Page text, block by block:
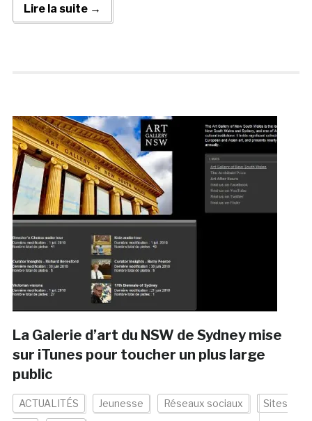
Lire la suite →
La Galerie d’art du NSW de Sydney mise
sur iTunes pour toucher un plus large
public
ACTUALITÉS Jeunesse Réseaux sociaux Sites